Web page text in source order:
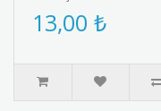
tasarlanmış anı magneti.
Tiyatro maskeleri ve sahne
13,00 ₺